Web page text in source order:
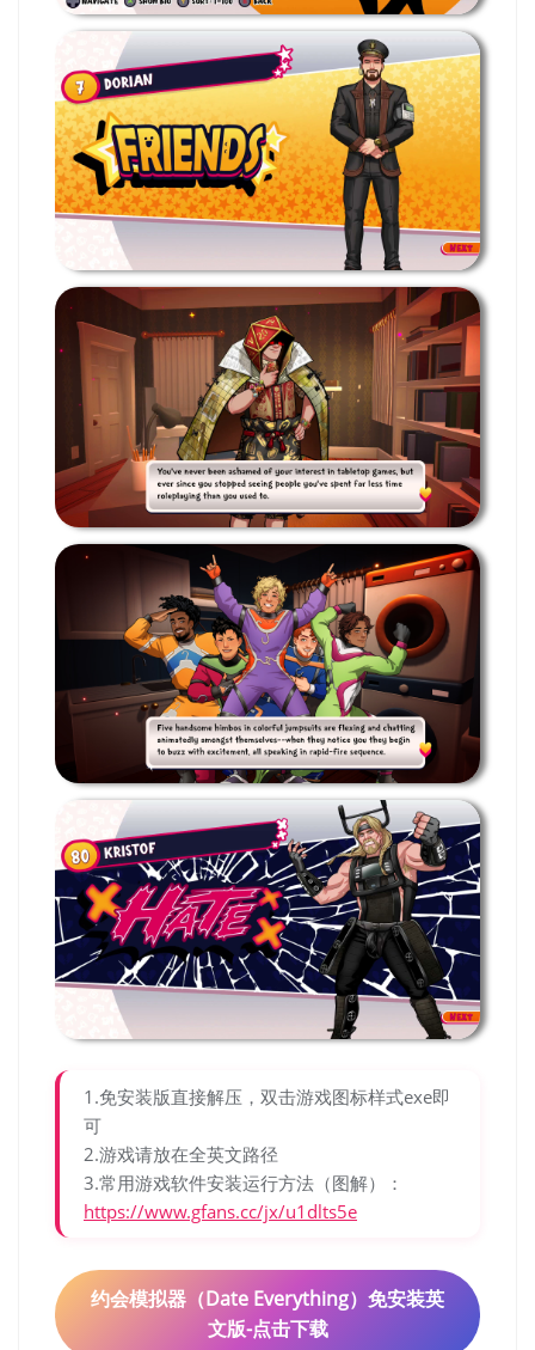
1.免安装版直接解压，双击游戏图标样式exe即
可
2.游戏请放在全英文路径
3.常用游戏软件安装运行方法（图解）：
https://www.gfans.cc/jx/u1dlts5e
约会模拟器（Date Everything）免安装英
文版-点击下载